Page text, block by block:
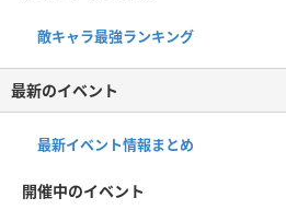
敵キャラ最強ランキング
最新のイベント
最新イベント情報まとめ
開催中のイベント